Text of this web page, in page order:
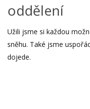
oddělení
Užili jsme si každou
sněhu. Také jsme
dojede.